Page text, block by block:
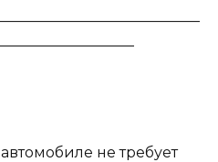
не требует